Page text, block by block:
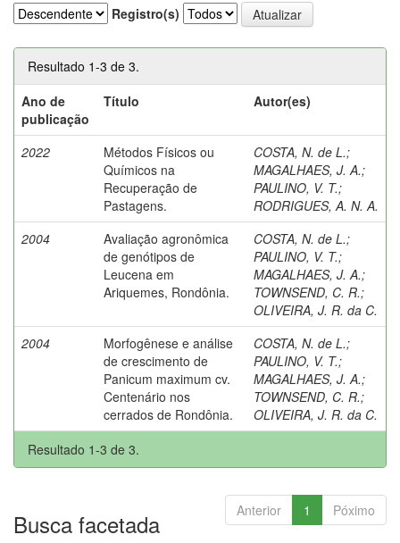
Registro(s)
Resultado 1-3 de 3.
Ano de
publicação
Título Autor(es)
2022
Métodos Físicos ou
Químicos na
Recuperação de
Pastagens.
COSTA, N. de L.;
MAGALHAES, J. A.;
PAULINO, V. T.;
RODRIGUES, A. N. A.
2004
Avaliação agronômica
de genótipos de
Leucena em
Ariquemes, Rondônia.
COSTA, N. de L.;
PAULINO, V. T.;
MAGALHAES, J. A.;
TOWNSEND, C. R.;
OLIVEIRA, J. R. da C.
2004
Morfogênese e análise
de crescimento de
Panicum maximum cv.
Centenário nos
cerrados de Rondônia.
COSTA, N. de L.;
PAULINO, V. T.;
MAGALHAES, J. A.;
TOWNSEND, C. R.;
OLIVEIRA, J. R. da C.
Resultado 1-3 de 3.
Anterior 1 Póximo
Busca facetada